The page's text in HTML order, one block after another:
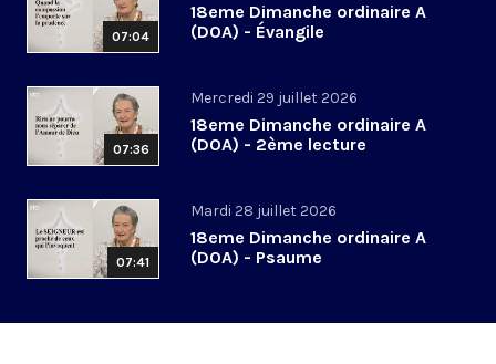
07:04
18eme Dimanche ordinaire A
(DOA) - Évangile
07:36
Mercredi 29 juillet 2026
18eme Dimanche ordinaire A
(DOA) - 2ème lecture
07:41
Mardi 28 juillet 2026
18eme Dimanche ordinaire A
(DOA) - Psaume